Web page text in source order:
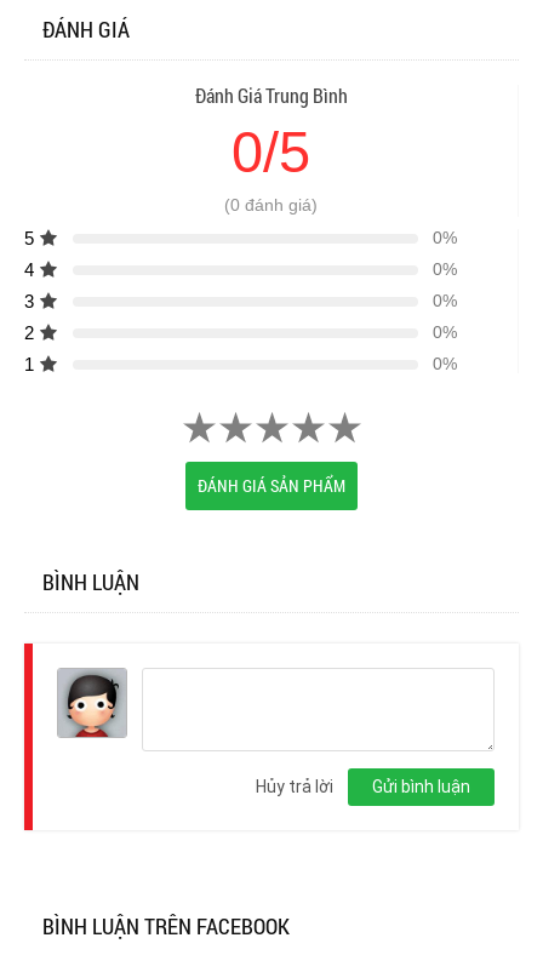
ĐÁNH GIÁ
Đánh Giá Trung Bình
0/5
(0 đánh giá)
5 0%
4 0%
3 0%
2 0%
1 0%
ĐÁNH GIÁ SẢN PHẨM
BÌNH LUẬN
Gửi bình luận
Hủy trả lời
BÌNH LUẬN TRÊN FACEBOOK